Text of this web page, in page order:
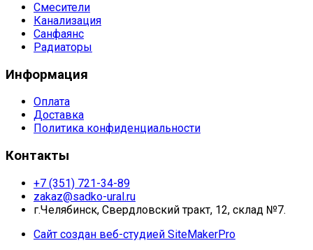
Смесители
Канализация
Санфаянс
Радиаторы
Информация
Оплата
Доставка
Политика конфиденциальности
Контакты
+7 (351) 721-34-89
zakaz@sadko-ural.ru
г.Челябинск, Свердловский тракт, 12, склад №7.
Сайт создан веб-студией SiteMakerPro